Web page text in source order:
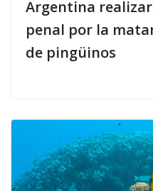
Argentina
penal por la
de pingüinos